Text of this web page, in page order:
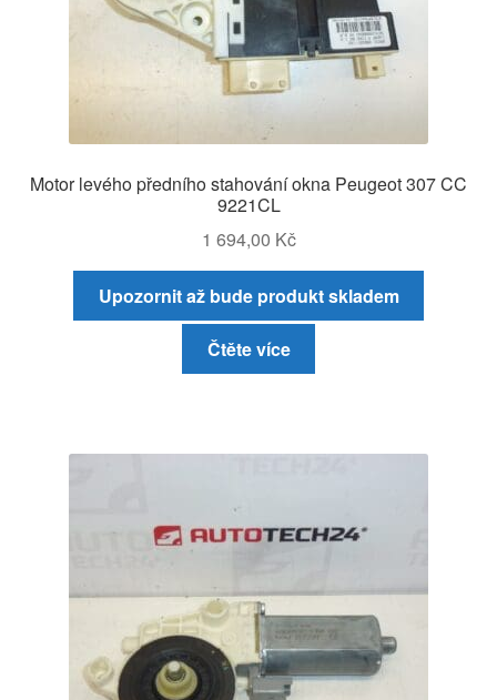
Motor levého předního stahování okna Peugeot 307 CC
9221CL
1 694,00 Kč
Upozornit až bude produkt skladem
Čtěte více